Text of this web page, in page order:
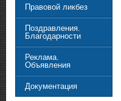
Правовой ликбез
Поздравления.
Благодарности
Реклама.
Объявления
Документация